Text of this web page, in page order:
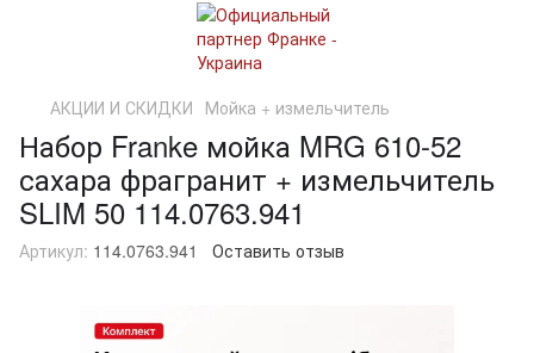
АКЦИИ И СКИДКИ Мойка + измельчитель
Набор Franke мойка MRG 610-52
сахара фрагранит + измельчитель
SLIM 50 114.0763.941
Артикул: 114.0763.941 Оставить отзыв